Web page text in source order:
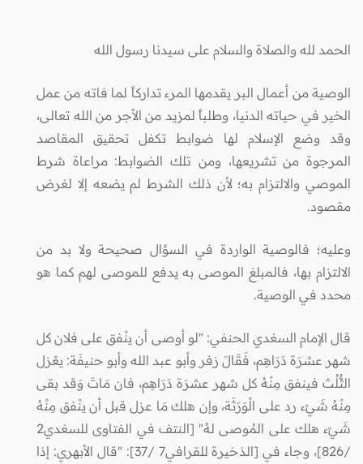
الحمد لله والصلاة والسلام على سيدنا رسول الله
الوصية من أعمال البر يقدمها المرء تداركاً لما فاته من عمل
الخير في حياته الدنيا، وطلباً لمزيد من الأجر من الله تعالى،
وقد وضع الإسلام لها ضوابط تكفل تحقيق المقاصد
المرجوة من تشريعها، ومن تلك الضوابط: مراعاة شرط
الموصي والالتزام به؛ لأن ذلك الشرط لم يضعه إلا لغرض
مقصود.
وعليه؛ فالوصية الواردة في السؤال صحيحة ولا بد من
الالتزام بها، فالمبلغ الموصى به يدفع للموصى لهم كما هو
محدد في الوصية.
قال الإمام السغدي الحنفي: "لو أوصى أن ينْفق على فلان كل
شهر عشرَة دَرَاهِم، فَقَالَ زفر وأبو عبد الله وأبو حنيفَة: يعْزل
الثُّلُث فينفق مِنْهُ كل شهر عشرَة دَرَاهِم، فان مَاتَ وَقد بقى
مِنْهُ شَيْء رد على الْوَرَثَة، وإن هلك مَا عزل قبل أن ينْفق مِنْهُ
شَيْء هلك على المُوصى لهُ" [النتف في الفتاوى للسغدي2
/826]، وجاء في [الذخيرة للقرافي7 /37]: "قال الأبهري: إذا